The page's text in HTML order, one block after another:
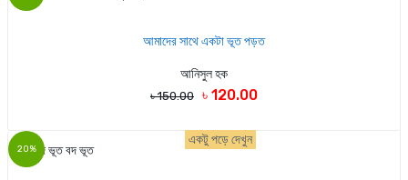
আমাদের সাথে একটা ভূত পড়ত
আনিসুল হক
৳ 150.00 ৳ 120.00
20%
একটু পড়ে দেখুন